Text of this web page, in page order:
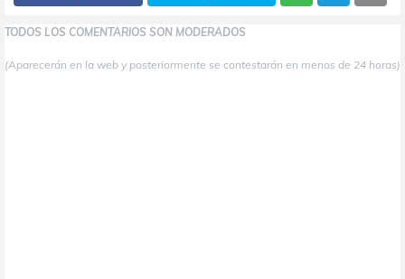
TODOS LOS COMENTARIOS SON MODERADOS
(Aparecerán en la web y posteriormente se contestarán en menos de 24 horas)